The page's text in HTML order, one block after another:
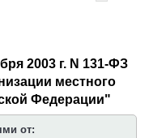
2003 г. N 131-ФЗ
местного
Федерации"
от: